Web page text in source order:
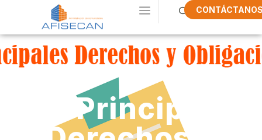
Los Principales